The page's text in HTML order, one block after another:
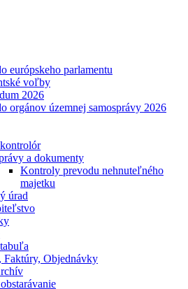
európskeho parlamentu
voľby
2026
orgánov územnej samosprávy 2026
a dokumenty
Kontroly prevodu nehnuteľného
majetku
úrad
Faktúry, Objednávky